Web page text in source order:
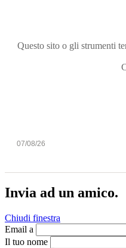
Questo sito o gli strumenti
07/08/26
Invia ad un amico.
Chiudi finestra
Email a
Il tuo nome